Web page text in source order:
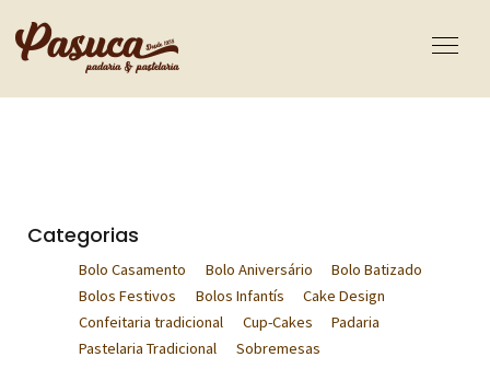
Categorias
Bolo Casamento Bolo Aniversário
Bolo Batizado
Bolos Festivos
Bolos Infantís
Cake Design
Confeitaria tradicional
Cup-Cakes
Padaria
Pastelaria Tradicional
Sobremesas